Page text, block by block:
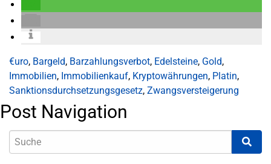
€uro, Bargeld, Barzahlungsverbot, Edelsteine, Gold,
Immobilien, Immobilienkauf, Kryptowährungen, Platin,
Sanktionsdurchsetzungsgesetz, Zwangsversteigerung
Post Navigation